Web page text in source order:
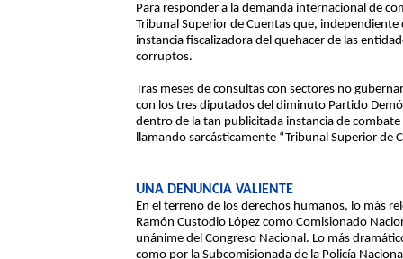
Para responder a la demanda internacional de
Tribunal Superior de Cuentas que,
instancia fiscalizadora del quehacer de las
corruptos.
Tras meses de consultas con sectores no
con los tres diputados del diminuto Partido
dentro de la tan publicitada instancia de
llamando sarcásticamente “Tribunal Superior de
UNA DENUNCIA VALIENTE
En el terreno de los derechos humanos, lo más
Ramón Custodio López como Comisionado
unánime del Congreso Nacional. Lo más
como por la Subcomisionada de la Policía